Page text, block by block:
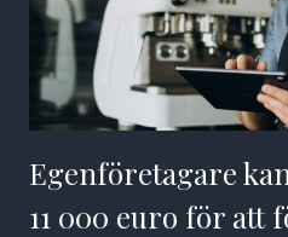
Egenföretagare
11 000 euro för att